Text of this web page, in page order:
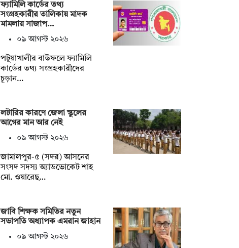
ফ্যামিলি কার্ডের তথ্য
সংগ্রহকারীর তালিকায় মাদক
মামলায় সাজাপ…
০৯ আগস্ট ২০২৬
পটুয়াখালীর বাউফলে ফ্যামিলি
কার্ডের তথ্য সংগ্রহকারীদের
চূড়ান…
লটারির কারণে জেলা স্কুলের
আগের মান আর নেই
০৯ আগস্ট ২০২৬
জামালপুর-৫ (সদর) আসনের
সংসদ সদস্য অ্যাডভোকেট শাহ
মো. ওয়ারেছ…
জাবি শিক্ষক সমিতির নতুন
সভাপতি অধ্যাপক এমরান জাহান
০৯ আগস্ট ২০২৬